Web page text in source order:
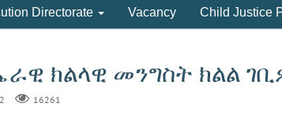
Directorate Vacancy Child Justice
ክልላዊ መንግስት ክልል
16261